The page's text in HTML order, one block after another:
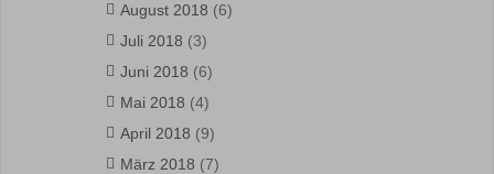
August 2018 (6)
Juli 2018 (3)
Juni 2018 (6)
Mai 2018 (4)
April 2018 (9)
März 2018 (7)